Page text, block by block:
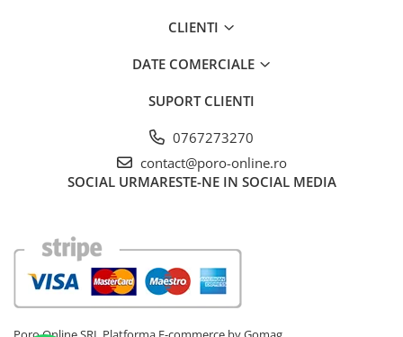
CLIENTI
DATE COMERCIALE
SUPORT CLIENTI
0767273270
contact@poro-online.ro
SOCIAL URMARESTE-NE IN SOCIAL MEDIA